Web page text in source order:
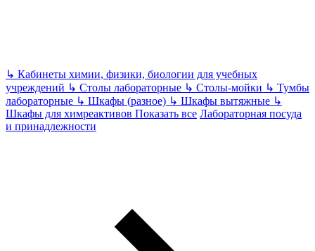
↳ Кабинеты химии, физики, биологии для учебных
учреждений ↳ Столы лабораторные ↳ Столы-мойки ↳ Тумбы
лабораторные ↳ Шкафы (разное) ↳ Шкафы вытяжные ↳
Шкафы для химреактивов Показать все Лабораторная посуда
и принадлежности